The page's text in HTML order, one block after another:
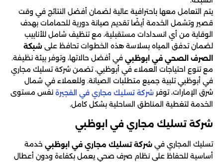
يتم التعامل معها باحترافية عالية لضمان أفضل النتائج في وقت
قصير وتشمل الخدمة أيضًا تقديم صيانة دورية للحمامات بهدف
الوقاية من أي انسدادات مستقبلية، مع تنظيف شامل للأنابيب
لضمان تدفق المياه بسلاسة هذه الخطوات تحافظ على شبكة
الصرف الصحي في ابوظبي في أفضل حالاتها، وتوفر بيئة نظيفة.
مع تنوع احتياجات العملاء في أبوظبي، تضمن شركة تسليك مجاري
في أبوظبي تلبية جميع متطلبات الصيانة. وللعملاء في شمال
شرق الإمارات، توفر شركة تسليك مجاري في الفجيرة نفس مستوى
الخدمة لتغطية المناطق الساحلية بشكل كامل.
شركة تسليك مجاري في ابوظبي
تسليك المجاري في شركة تسليك مجاري في ابوظبي خدمة
أساسية للحفاظ على نظام صرف صحي يعمل بكفاءة ودون أعطال